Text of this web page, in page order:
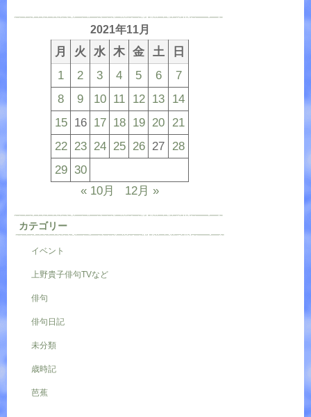
2021年11月
月 火 水 木 金 土
日
1
2 3 4 5 6
7
8
9 10 11 12 13 14
15 16 17 18 19 20 21
22 23 24 25 26 27 28
29 30
« 10月
12月 »
カテゴリー
イベント
上野貴子俳句TVなど
俳句
俳句日記
未分類
歳時記
芭蕉